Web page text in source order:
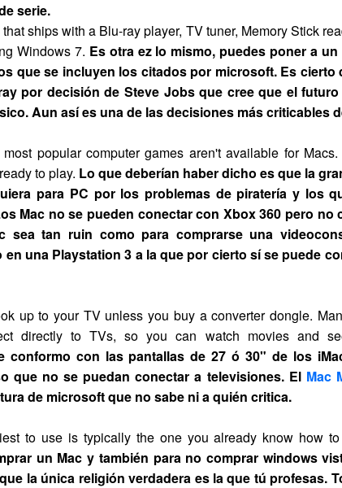
serie.
ships with a Blu-ray player, TV tuner, Memory Stick
Windows 7. Es otra ez lo mismo, puedes poner a
que se incluyen los citados por microsoft. Es cierto
por decisión de Steve Jobs que cree que el
Aun así es una de las decisiones más criticables
popular computer games aren't available for
to play. Lo que deberían haber dicho es que la
para PC por los problemas de piratería y los
Mac no se pueden conectar con Xbox 360 pero no
sea tan ruin como para comprarse una
una Playstation 3 a la que por cierto sí se puede
up to your TV unless you buy a converter dongle.
directly to TVs, so you can watch movies and
conformo con las pantallas de 27 ó 30" de los
que no se puedan conectar a televisiones. El Mac
de microsoft que no sabe ni a quién critica.
to use is typically the one you already know how
un Mac y también para no comprar windows
la única religión verdadera es la que tú profesas.